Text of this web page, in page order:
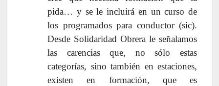
pida… y se le incluirá en un curso de
los programados para conductor (sic).
Desde Solidaridad Obrera le señalamos
las carencias que, no sólo estas
categorías, sino también en estaciones,
existen en formación, que es